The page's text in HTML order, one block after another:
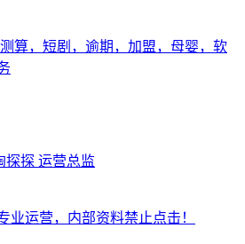
算，短剧，逾期，加盟，母婴，软
探探 运营总监
业运营，内部资料禁止点击！